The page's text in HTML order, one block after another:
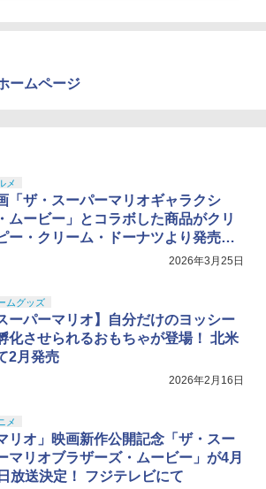
ームページ
メ
「ザ・スーパーマリオギャラクシ
ムービー」とコラボした商品がクリ
ー・クリーム・ドーナツより発売決
2026年3月25日
ムグッズ
ーパーマリオ】自分だけのヨッシー
化させられるおもちゃが登場！ 北米
2月発売
2026年2月16日
メ
リオ」映画新作公開記念「ザ・スー
マリオブラザーズ・ムービー」が4月
放送決定！ フジテレビにて